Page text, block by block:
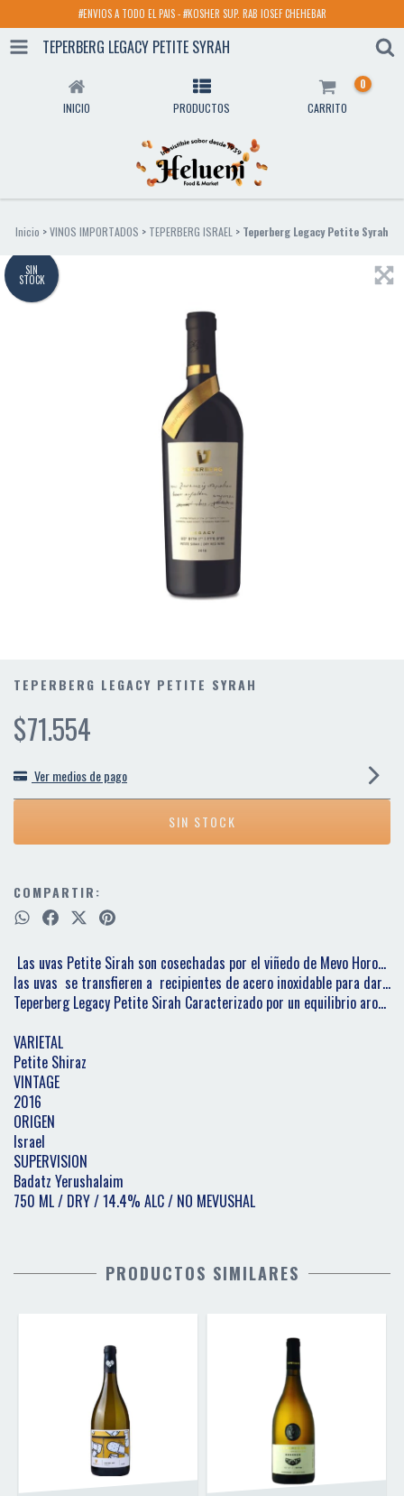
#ENVIOS A TODO EL PAIS - #KOSHER SUP. RAB IOSEF CHEHEBAR
TEPERBERG LEGACY PETITE SYRAH
INICIO PRODUCTOS CARRITO
0
Inicio >VINOS IMPORTADOS > TEPERBERG ISRAEL > Teperberg Legacy Petite Syrah
SIN
STOCK
TEPERBERG LEGACY PETITE SYRAH
$71.554
Ver medios de pago
COMPARTIR:
Las uvas Petite Sirah son cosechadas por el viñedo de Mevo
las uvas  se transfieren a  recipientes de acero inoxidable para dar
Teperberg Legacy Petite Sirah Caracterizado por un equilibrio
VARIETAL
Petite Shiraz
VINTAGE
2016
ORIGEN
Israel
SUPERVISION
Badatz Yerushalaim
750 ML / DRY / 14.4% ALC / NO MEVUSHAL
PRODUCTOS SIMILARES